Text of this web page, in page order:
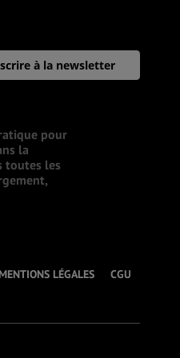
à la newsletter
pour
la
toutes les
MENTIONS LÉGALES
CGU